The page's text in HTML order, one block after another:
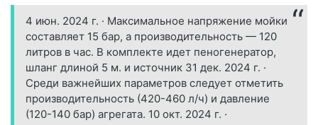
4 июн. 2024 г. · Максимальное напряжение мойки
составляет 15 бар, а производительность — 120
литров в час. В комплекте идет пеногенератор,
шланг длиной 5 м. и источник 31 дек. 2024 г. ·
Среди важнейших параметров следует отметить
производительность (420-460 л/ч) и давление
(120-140 бар) агрегата. 10 окт. 2024 г. ·